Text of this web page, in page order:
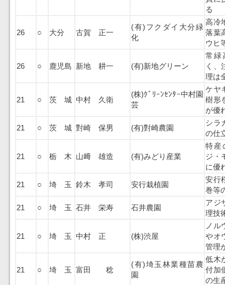
る
26 ○ 大分 古賀 正一
(有)フクダイ大分緑
化
高冷
落葉
ウヒ
26 ○ 鹿児島 新地 耕一 (有)新地グリーン
常緑
く、
理は
21 ○ 茨 城 中村 久衛
(株)ｸﾞﾘｰﾝｾﾝﾀｰ中村園
芸
ケヤ
樹形
が優
21 ○ 茨 城 對崎 保男 (有)對崎農園
シラ
の仕
21 ○ 栃 木 山﨑 雄造 (有)みどり産業
特産
ジ・
に優
21 ○ 埼 玉 鈴木 孝司 安行栽植園
安行
巻等
21 ○ 埼 玉 石井 栄寿 石井農園
アジ
理技
21 ○ 埼 玉 中村 正 (株)渋屋
ノル
やオ
管理
21 ○ 埼 玉 富田 稔
(有)埼玉林業種苗農
園
低木
付加
の生